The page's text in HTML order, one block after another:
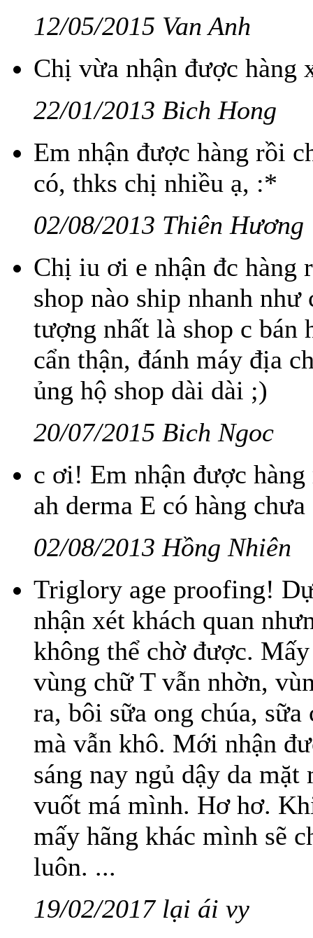
12/05/2015 Van Anh
Chị vừa nhận được hàng
22/01/2013 Bich Hong
Em nhận được hàng rồi
có, thks chị nhiều ạ, :*
02/08/2013 Thiên Hương
Chị iu ơi e nhận đc hàng
shop nào ship nhanh
tượng nhất là shop c bán
cẩn thận, đánh máy địa
ủng hộ shop dài dài ;)
20/07/2015 Bich Ngoc
c ơi! Em nhận được
ah derma E có hàng chưa
02/08/2013 Hồng Nhiên
Triglory age proofing!
nhận xét khách quan
không thể chờ được.
vùng chữ T vẫn nhờn,
ra, bôi sữa ong chúa,
mà vẫn khô. Mới nhận
sáng nay ngủ dậy da
vuốt má mình. Hơ hơ.
mấy hãng khác mình sẽ
luôn. ...
19/02/2017 lại ái vy